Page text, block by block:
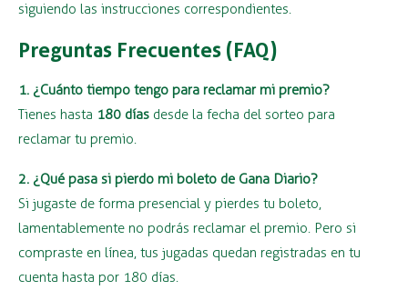
siguiendo las instrucciones correspondientes.
Preguntas Frecuentes (FAQ)
1. ¿Cuánto tiempo tengo para reclamar mi premio?
Tienes hasta 180 días desde la fecha del sorteo para
reclamar tu premio.
2. ¿Qué pasa si pierdo mi boleto de Gana Diario?
Si jugaste de forma presencial y pierdes tu boleto,
lamentablemente no podrás reclamar el premio. Pero si
compraste en línea, tus jugadas quedan registradas en tu
cuenta hasta por 180 días.